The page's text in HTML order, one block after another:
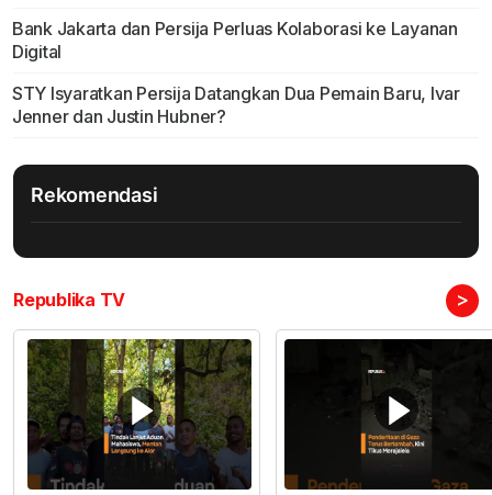
Bank Jakarta dan Persija Perluas Kolaborasi ke Layanan
Digital
STY Isyaratkan Persija Datangkan Dua Pemain Baru, Ivar
Jenner dan Justin Hubner?
Rekomendasi
Republika TV >